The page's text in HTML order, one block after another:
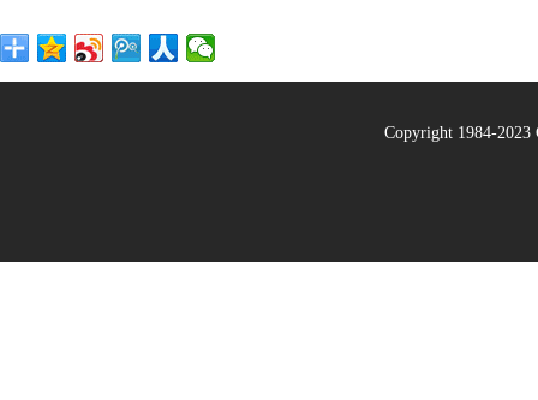
Copyright 1984-